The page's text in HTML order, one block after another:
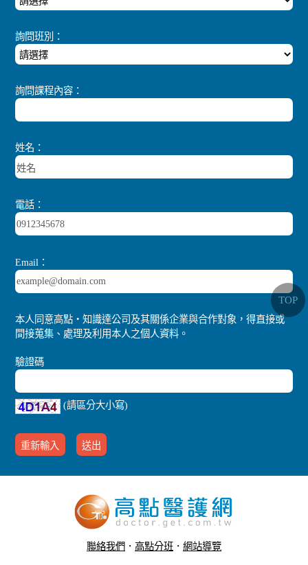
詢問班別：
詢問課程內容：
姓名：
電話：
Email：
本人同意高點‧知識達公司及其關係企業與合作對象，得直接或
間接蒐集、處理及利用本人之個人資料。
驗證碼
(請區分大小寫)
聯絡我們 ． 高點分班 ． 網站導覽
TOP